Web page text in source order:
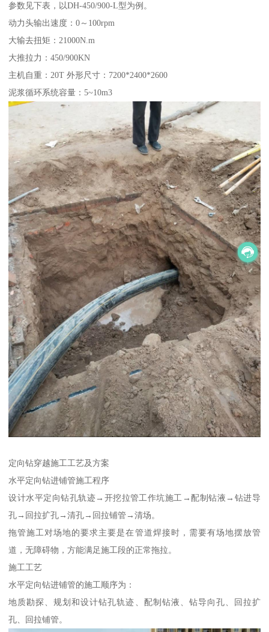
参数见下表，以DH-450/900-L型为例。
动力头输出速度：0～100rpm
大输去扭矩：21000N.m
大推拉力：450/900KN
主机自重：20T 外形尺寸：7200*2400*2600
泥浆循环系统容量：5~10m3
定向钻穿越施工工艺及方案
水平定向钻进铺管施工程序
设计水平定向钻孔轨迹→开挖拉管工作坑施工→配制钻液→钻进导
孔→回拉扩孔→清孔→回拉铺管→清场。
拖管施工对场地的要求主要是在管道焊接时，需要有场地摆放管
道，无障碍物，方能满足施工段的正常拖拉。
施工工艺
水平定向钻进铺管的施工顺序为：
地质勘探、规划和设计钻孔轨迹、配制钻液、钻导向孔、回拉扩
孔、回拉铺管。